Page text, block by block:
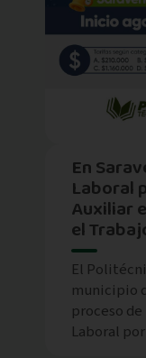
En
Laboral
Auxiliar
el
El
municipio
proceso
Laboral